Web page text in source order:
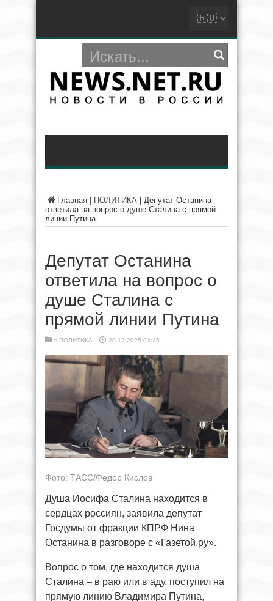
Главная ПОЛИТИКА
Депутат Останина
ответила на вопрос о душе Сталина с прямой
линии Путина
Депутат Останина
ответила на вопрос о
душе Сталина с
прямой линии Путина
в ПОЛИТИКА 20.12.2025 03:25
Фото: ТАСС/Федор Кислов
Душа Иосифа Сталина находится в
сердцах россиян, заявила депутат
Госдумы от фракции КПРФ Нина
Останина в разговоре с «Газетой.ру».
Вопрос о том, где находится душа
Сталина – в раю или в аду, поступил на
прямую линию Владимира Путина,